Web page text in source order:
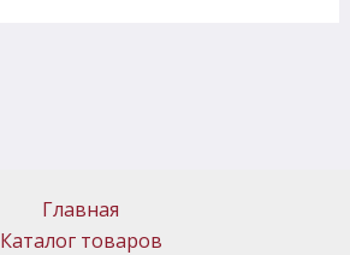
Главная
Каталог товаров